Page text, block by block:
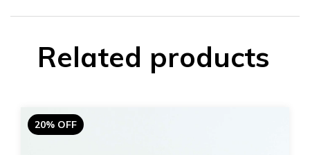
Related products
20% OFF